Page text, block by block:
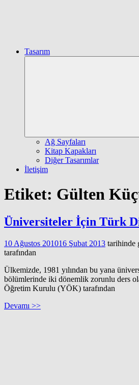
Tasarım
Ağ Sayfaları
Kitap Kapakları
Diğer Tasarımlar
İletişim
Etiket: Gülten
Üniversiteler İçin Türk
10 Ağustos 201016 Şubat 2013 tarihinde
tarafından
Ülkemizde, 1981 yılından bu yana
bölümlerinde iki dönemlik zorunlu ders
Öğretim Kurulu (YÖK) tarafından
Devamı >>